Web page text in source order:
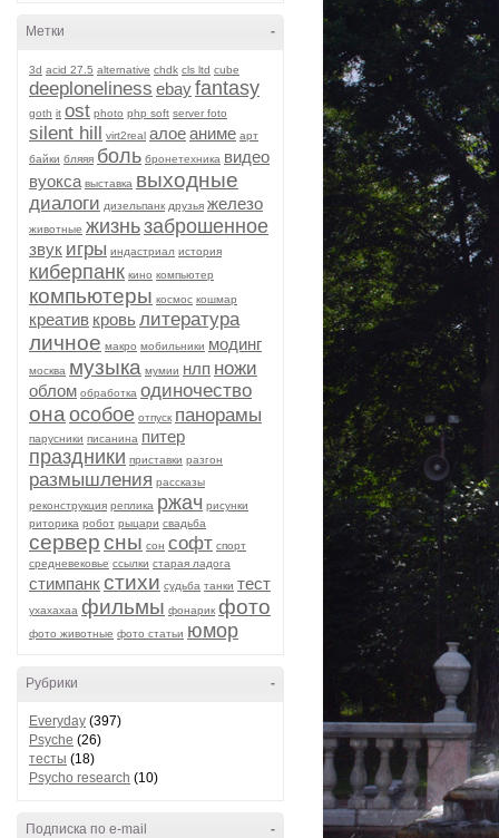
-
Метки
3d acid 27.5 alternative chdk cls ltd cube
deeploneliness ebayfantasy
goth it ost photo php soft server foto
silent hill virt2real алоеаниме арт
байки бляяя боль бронетехника видео
вуокса выставка выходные
диалоги дизельпанк друзья железо
животные жизньзаброшенное
звук игры индастриал история
киберпанк кино компьютер
компьютеры космос кошмар
креатив кровьлитература
личное макро мобильники модинг
москва музыка мумии нлп ножи
облом обработка одиночество
она особое отпуск панорамы
парусники писанина питер
праздники приставки разгон
размышления рассказы
реконструкция реплика ржач рисунки
риторика робот рыцари свадьба
серверсны сон софт спорт
средневековье ссылки старая ладога
стимпанкстихи судьба танки тест
ухахахаа фильмы фонарик фото
фото животные фото статьи юмор
-
Рубрики
Everyday (397)
Psyche (26)
тесты (18)
Psycho research (10)
-
Подписка по e-mail